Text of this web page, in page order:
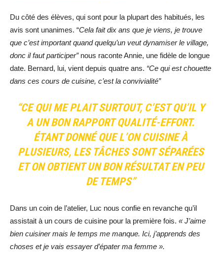
Du côté des élèves, qui sont pour la plupart des habitués, les
avis sont unanimes. “Cela fait dix ans que je viens, je trouve
que c’est important quand quelqu’un veut dynamiser le village,
donc il faut participer” nous raconte Annie, une fidèle de longue
date. Bernard, lui, vient depuis quatre ans. “Ce qui est chouette
dans ces cours de cuisine, c’est la convivialité”
“CE QUI ME PLAIT SURTOUT, C’EST QU’IL Y
A UN BON RAPPORT QUALITÉ-EFFORT.
ÉTANT DONNÉ QUE L’ON CUISINE À
PLUSIEURS, LES TÂCHES SONT SÉPARÉES
ET ON OBTIENT UN BON RÉSULTAT EN PEU
DE TEMPS”
Dans un coin de l’atelier, Luc nous confie en revanche qu’il
assistait à un cours de cuisine pour la première fois. « J’aime
bien cuisiner mais le temps me manque. Ici, j’apprends des
choses et je vais essayer d’épater ma femme ».